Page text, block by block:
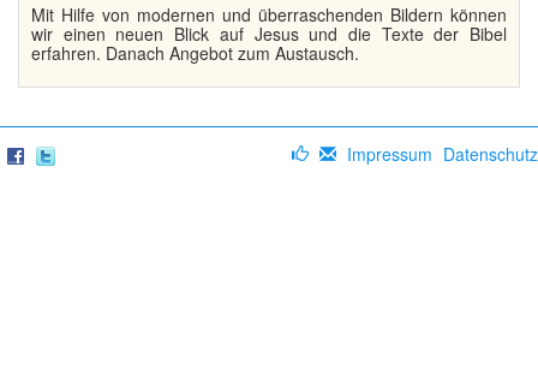
Mit Hilfe von modernen und überraschenden Bildern können
wir einen neuen Blick auf Jesus und die Texte der Bibel
erfahren. Danach Angebot zum Austausch.
Impressum Datenschutz